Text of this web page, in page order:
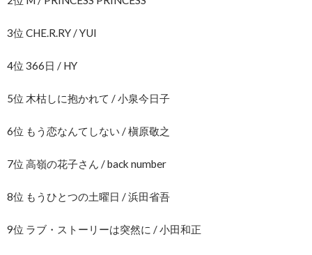
3位 CHE.R.RY / YUI
4位 366日 / HY
5位 木枯しに抱かれて / 小泉今日子
6位 もう恋なんてしない / 槇原敬之
7位 高嶺の花子さん / back number
8位 もうひとつの土曜日 / 浜田省吾
9位 ラブ・ストーリーは突然に / 小田和正